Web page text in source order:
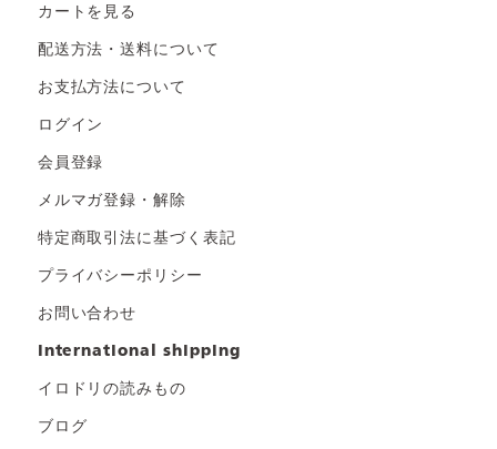
カートを見る
配送方法・送料について
お支払方法について
ログイン
会員登録
メルマガ登録・解除
特定商取引法に基づく表記
プライバシーポリシー
お問い合わせ
international shipping
イロドリの読みもの
ブログ